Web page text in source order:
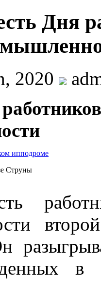
Дня
2020
Струны
в